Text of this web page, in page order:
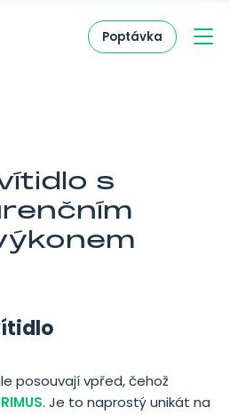
Poptávka
s
posouvají vpřed, čehož
. Je to naprostý unikát na